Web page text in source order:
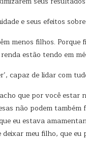
e seus efeitos
menos filhos.
estão tendo em
capaz de lidar com
que por você estar
não podem
eu estava
deixar meu filho, que